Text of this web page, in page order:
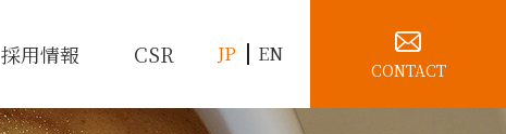
採用情報 CSR JP EN
CONTACT